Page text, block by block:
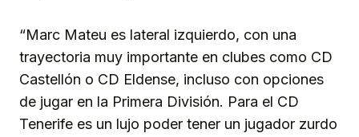
“Marc Mateu es lateral izquierdo, con una
trayectoria muy importante en clubes como CD
Castellón o CD Eldense, incluso con opciones
de jugar en la Primera División. Para el CD
Tenerife es un lujo poder tener un jugador zurdo